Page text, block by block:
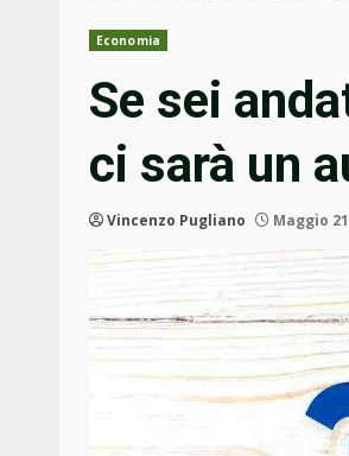
Economia
Se sei
ci sarà un
Vincenzo Pugliano Maggio